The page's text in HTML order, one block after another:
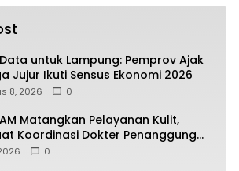
untuk Lampung: Pemprov Ajak
Jujur Ikuti Sensus Ekonomi 2026
8, 2026 0
Matangkan Pelayanan Kulit,
Koordinasi Dokter Penanggung
Pasien
0